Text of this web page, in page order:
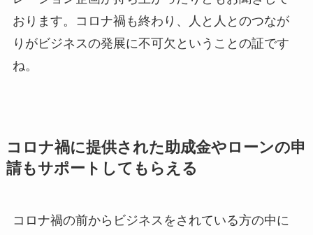
おります。コロナ禍も終わり、人と人とのつなが
りがビジネスの発展に不可欠ということの証です
ね。
コロナ禍に提供された助成金やローンの申
請もサポートしてもらえる
コロナ禍の前からビジネスをされている方の中に